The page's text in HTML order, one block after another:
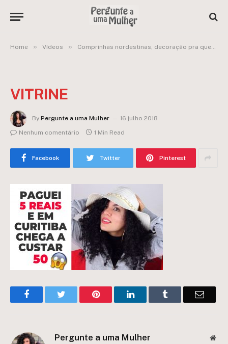
Home » Vídeos » Comprinhas nordestinas, decoração pra quem gosta, good vibes, etc
VITRINE
By Pergunte a uma Mulher
16 julho 2018
Nenhum comentário
1 Min Read
Facebook Twitter Pinterest
FacebookTwitter Pinterest LinkedInTumblr Email
Pergunte a uma Mulher